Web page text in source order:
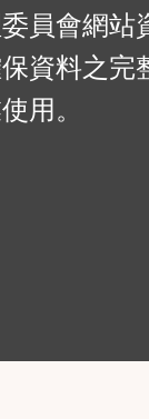
員會網站
資料之完
用。